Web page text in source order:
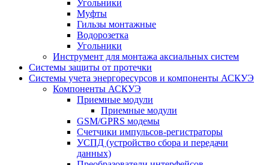
Угольники
Муфты
Гильзы монтажные
Водорозетка
Угольники
Инструмент для монтажа аксиальных систем
Системы защиты от протечки
Системы учета энергоресурсов и компоненты АСКУЭ
Компоненты АСКУЭ
Приемные модули
Приемные модули
GSM/GPRS модемы
Счетчики импульсов-регистраторы
УСПД (устройство сбора и передачи
данных)